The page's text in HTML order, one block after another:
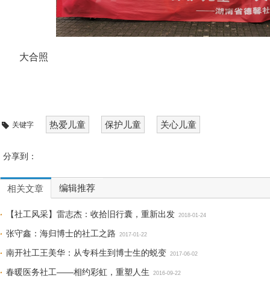
大合照
关键字 热爱儿童 保护儿童 关心儿童
分享到：
相关文章 编辑推荐
【社工风采】雷志杰：收拾旧行囊，重新出发 2018-01-24
张守鑫：海归博士的社工之路 2017-01-22
南开社工王美华：从专科生到博士生的蜕变 2017-06-02
春暖医务社工——相约彩虹，重塑人生 2016-09-22